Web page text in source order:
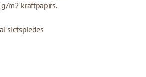
m2 kraftpapīrs.
sietspiedes